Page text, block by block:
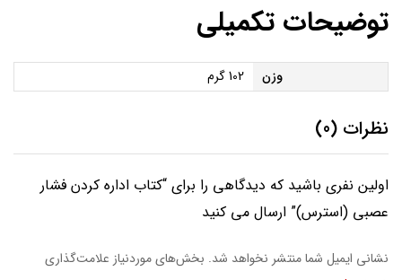
توضیحات تکمیلی
وزن 102 گرم
نظرات (0)
اولین نفری باشید که دیدگاهی را برای “کتاب اداره کردن فشار
عصبی (استرس)” ارسال می کنید
نشانی ایمیل شما منتشر نخواهد شد. بخش‌های موردنیاز علامت‌گذاری